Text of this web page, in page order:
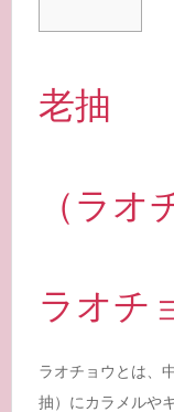
老抽
（ラオ
ラオチ
ラオチョウとは、
抽）にカラメルや